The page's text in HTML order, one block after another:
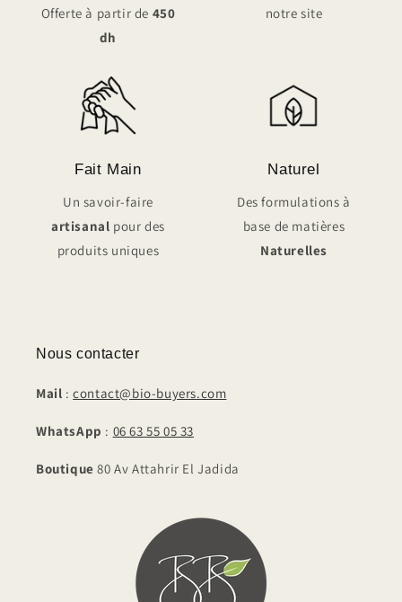
Offerte à partir de 450
dh
notre site
Fait Main
Un savoir-faire
artisanal pour des
produits uniques
Naturel
Des formulations à
base de matières
Naturelles
Nous contacter
Mail :contact@bio-buyers.com
WhatsApp : 06 63 55 05 33
Boutique 80 Av Attahrir El Jadida